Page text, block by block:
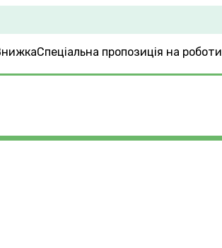
Спеціальна пропозиція на роботи